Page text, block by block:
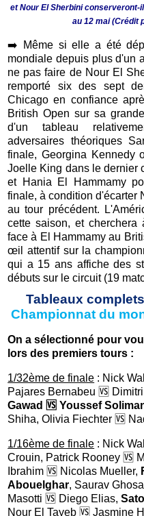
et Nour El Sherbini conserveront-
au 12 mai (Crédit
➡️ Même si elle a été
mondiale depuis plus d'un
ne pas faire de Nour El
remporté six des sept
Chicago en confiance
British Open sur sa
d'un tableau
adversaires théoriques
finale, Georgina Kennedy
Joelle King dans le dernier
et Hania El Hammamy
finale, à condition d'écarter
au tour précédent.
cette saison, et cherchera
face à El Hammamy au
œil attentif sur la
qui a 15 ans affiche des
débuts sur le circuit (19
Tableaux
Championnat du
On a sélectionné pour
lors des premiers tours :
1/32ème de finale : Nick
Pajares Bernabeu 🆚
Gawad 🆚 Youssef
Shiha, Olivia Fiechter 🆚
1/16ème de finale : Nick
Crouin, Patrick Rooney 🆚
Ibrahim 🆚 Nicolas Mueller,
Abouelghar, Saurav
Masotti 🆚 Diego Elias,
Nour El Tayeb 🆚 Jasmine